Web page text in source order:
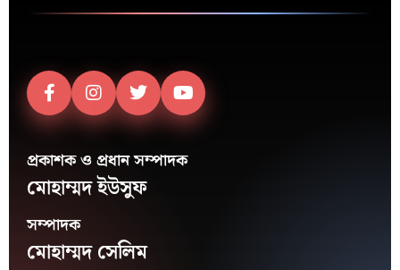
প্রকাশক ও প্রধান সম্পাদক
মোহাম্মদ ইউসুফ
সম্পাদক
মোহাম্মদ সেলিম